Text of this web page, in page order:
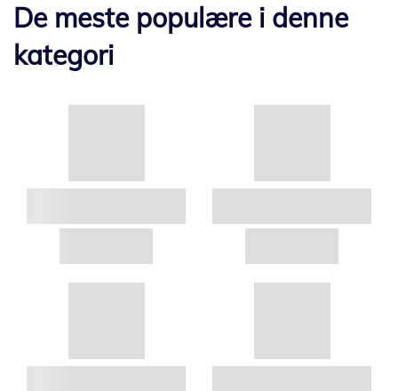
De meste populære i denne
kategori